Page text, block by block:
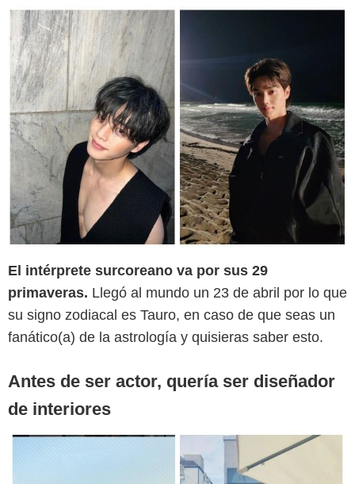
El intérprete surcoreano va por sus 29
primaveras. Llegó al mundo un 23 de abril por lo que
su signo zodiacal es Tauro, en caso de que seas un
fanático(a) de la astrología y quisieras saber esto.
Antes de ser actor, quería ser diseñador
de interiores
Instagram @songkang_b